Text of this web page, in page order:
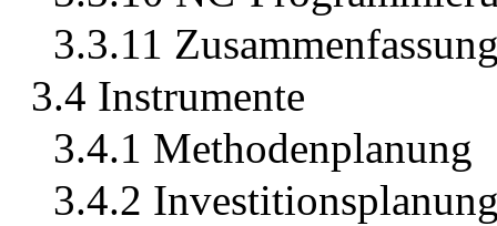
3.3.11
3.4 Instrumente
3.4.1 Methodenplanung
3.4.2